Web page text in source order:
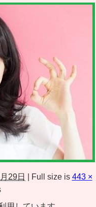
29日 Full size is 443 ×